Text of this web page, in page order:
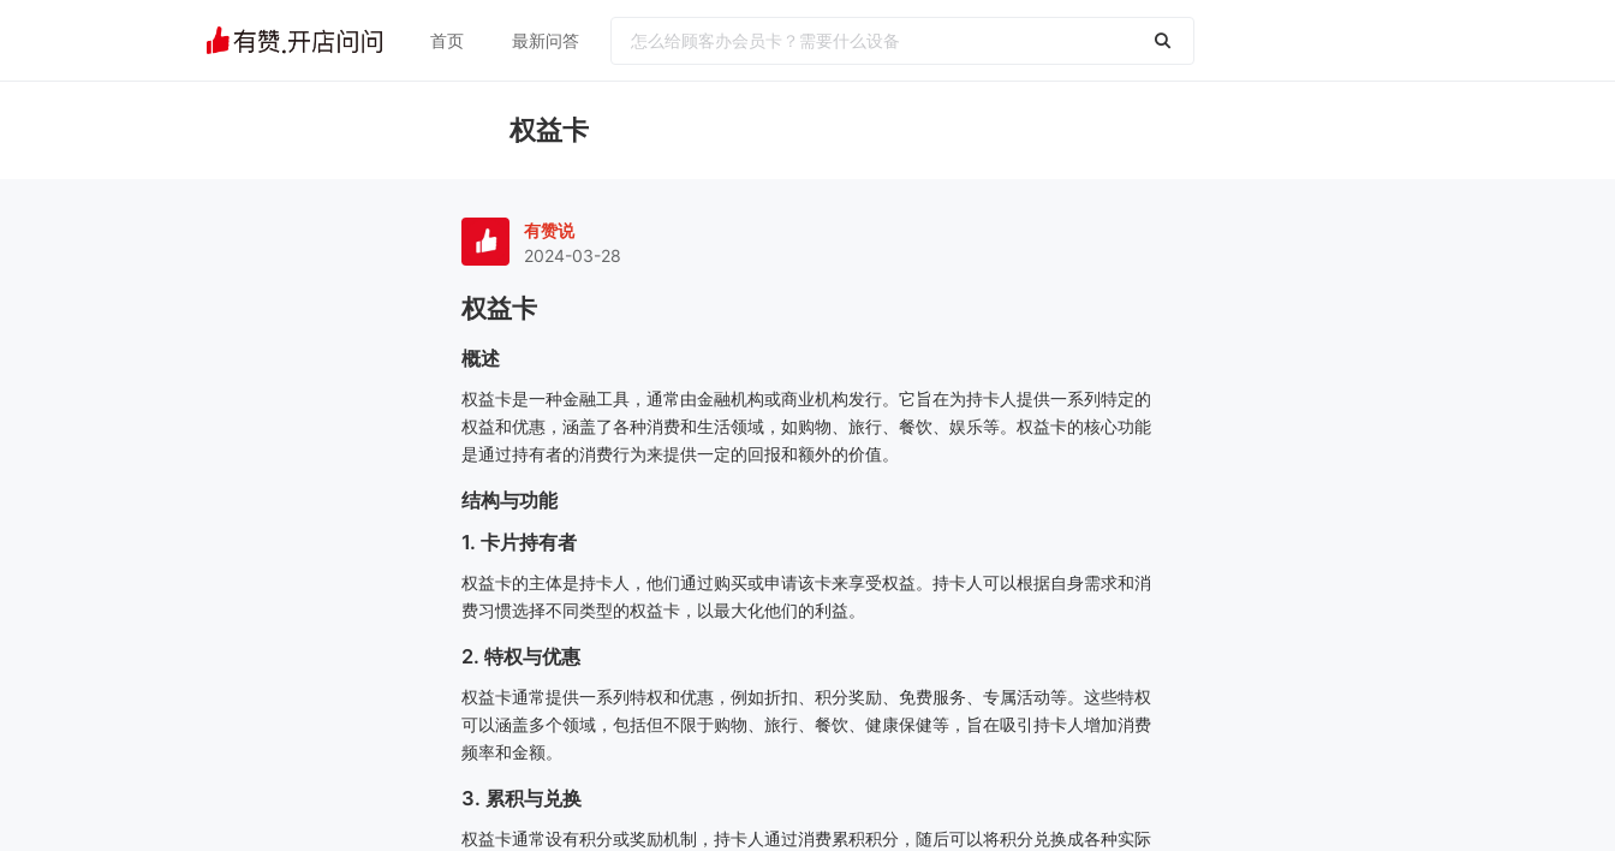
首页 最新问答
权益卡
有赞说
2024-03-28
权益卡
概述
权益卡是一种金融工具，通常由金融机构或商业机构发行。它旨在为持卡人提供一系列特定的
权益和优惠，涵盖了各种消费和生活领域，如购物、旅行、餐饮、娱乐等。权益卡的核心功能
是通过持有者的消费行为来提供一定的回报和额外的价值。
结构与功能
1. 卡片持有者
权益卡的主体是持卡人，他们通过购买或申请该卡来享受权益。持卡人可以根据自身需求和消
费习惯选择不同类型的权益卡，以最大化他们的利益。
2. 特权与优惠
权益卡通常提供一系列特权和优惠，例如折扣、积分奖励、免费服务、专属活动等。这些特权
可以涵盖多个领域，包括但不限于购物、旅行、餐饮、健康保健等，旨在吸引持卡人增加消费
频率和金额。
3. 累积与兑换
权益卡通常设有积分或奖励机制，持卡人通过消费累积积分，随后可以将积分兑换成各种实际